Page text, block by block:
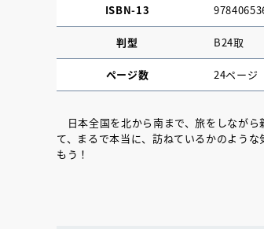
ISBN-13
判型 B24取
ページ数 24ページ
日本全国を北から南まで、旅をしなが
て、まるで本当に、訪ねているかのよう
もう！